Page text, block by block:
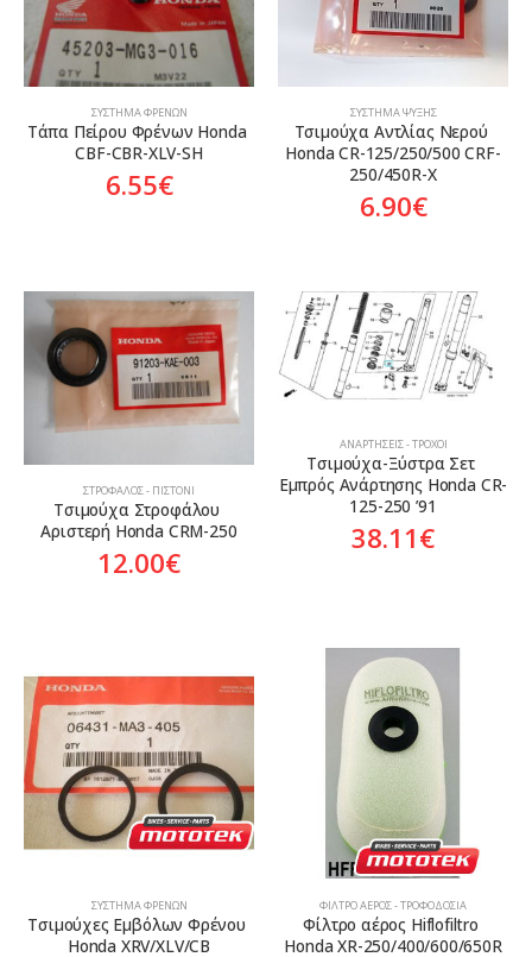
ΣΎΣΤΗΜΑ ΦΡΈΝΩΝ
Τάπα Πείρου Φρένων Honda
CBF-CBR-XLV-SH
6.55€
ΣΎΣΤΗΜΑ ΨΎΞΗΣ
Τσιμούχα Αντλίας Νερού
Honda CR-125/250/500 CRF-
250/450R-X
6.90€
ΣΤΡΌΦΑΛΟΣ - ΠΙΣΤΌΝΙ
Τσιμούχα Στροφάλου
Αριστερή Honda CRM-250
12.00€
ΑΝΑΡΤΉΣΕΙΣ - ΤΡΟΧΟΊ
Τσιμούχα-Ξύστρα Σετ
Εμπρός Ανάρτησης Honda CR-
125-250 ’91
38.11€
ΣΎΣΤΗΜΑ ΦΡΈΝΩΝ
Τσιμούχες Εμβόλων Φρένου
Honda XRV/XLV/CB
ΦΊΛΤΡΟ ΑΈΡΟΣ - ΤΡΟΦΟΔΟΣΊΑ
Φίλτρο αέρος Hiflofiltro
Honda XR-250/400/600/650R